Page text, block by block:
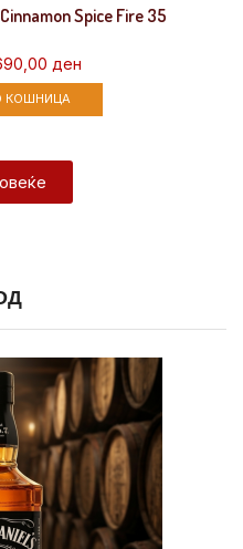
Spice Fire 35
ден
КОШНИЦА